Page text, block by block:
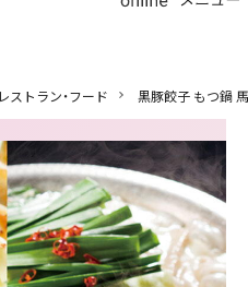
レストラン・フード 黒豚餃子 もつ鍋